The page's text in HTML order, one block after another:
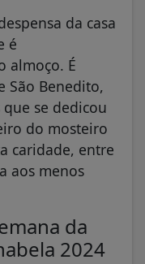
da casa
é
almoço. É
São Benedito,
se dedicou
do mosteiro
caridade, entre
aos menos
da
2024